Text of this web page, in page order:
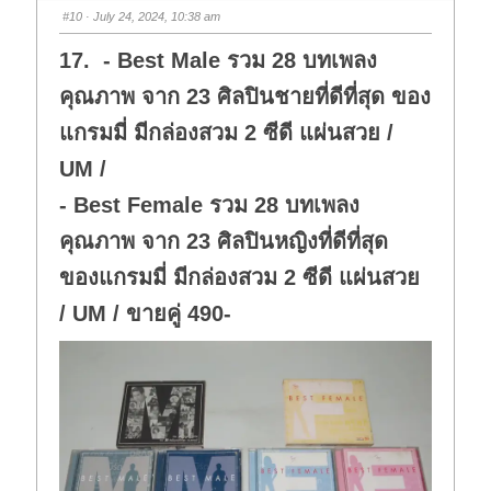
d
o
n
u
p
#10 · July 24, 2024, 10:38 am
17. - Best Male รวม 28 บทเพลง
คุณภาพ จาก 23 ศิลปินชายที่ดีที่สุด ของ
แกรมมี่ มีกล่องสวม 2 ซีดี แผ่นสวย /
UM /
- Best Female รวม 28 บทเพลง
คุณภาพ จาก 23 ศิลปินหญิงที่ดีที่สุด
ของแกรมมี่ มีกล่องสวม 2 ซีดี แผ่นสวย
/ UM / ขายคู่ 490-